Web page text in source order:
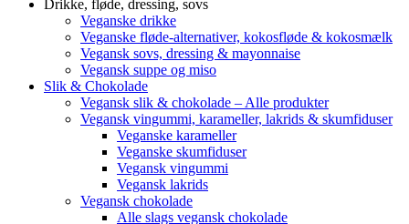
Drikke, fløde, dressing, sovs
Veganske drikke
Veganske fløde-alternativer, kokosfløde & kokosmælk
Vegansk sovs, dressing & mayonnaise
Vegansk suppe og miso
Slik & Chokolade
Vegansk slik & chokolade – Alle produkter
Vegansk vingummi, karameller, lakrids & skumfiduser
Veganske karameller
Veganske skumfiduser
Vegansk vingummi
Vegansk lakrids
Vegansk chokolade
Alle slags vegansk chokolade